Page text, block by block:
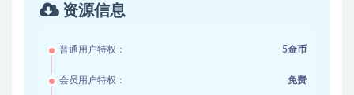
资源信息
普通用户特权： 5金币
会员用户特权： 免费